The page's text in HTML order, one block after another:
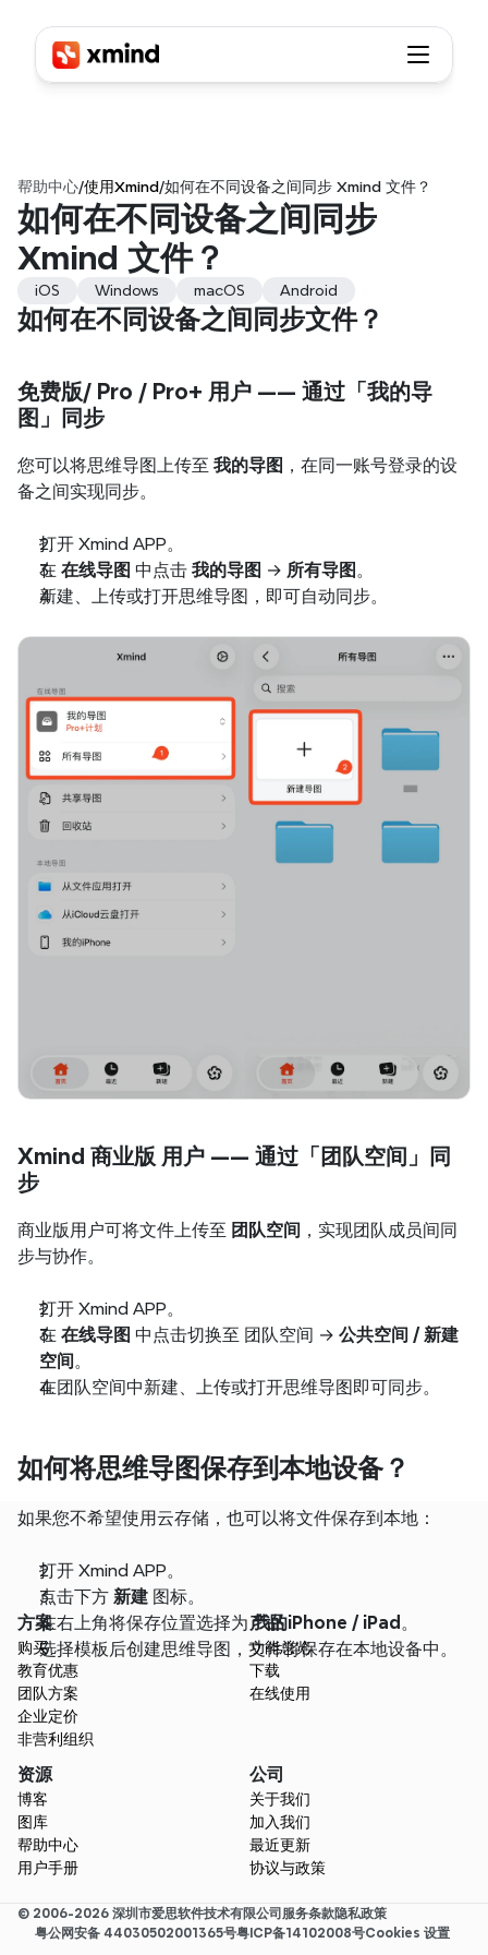
帮助中心/使用Xmind /如何在不同设备之间同步 Xmind 文件？
如何在不同设备之间同步
Xmind 文件？
iOS Windows macOS Android
如何在不同设备之间同步文件？
免费版/ Pro / Pro+ 用户 —— 通过「我的导
图」同步
您可以将思维导图上传至 我的导图 ，在同一账号登录的设
备之间实现同步。
打开 Xmind APP。
在 在线导图 中点击 我的导图 → 所有导图 。
新建、上传或打开思维导图，即可自动同步。
Xmind 商业版 用户 —— 通过「团队空间」同
步
商业版用户可将文件上传至 团队空间 ，实现团队成员间同
步与协作。
打开 Xmind APP。
在 在线导图 中点击切换至 团队空间 → 公共空间 / 新建
空间 。
在团队空间中新建、上传或打开思维导图即可同步。
如何将思维导图保存到本地设备？
如果您不希望使用云存储，也可以将文件保存到本地：
打开 Xmind APP。
点击下方 新建 图标。
在右上角将保存位置选择为 我的iPhone / iPad 。
选择模板后创建思维导图，文件将保存在本地设备中。
方案
购买
教育优惠
团队方案
企业定价
非营利组织
产品
功能总览
下载
在线使用
资源
博客
图库
帮助中心
用户手册
公司
关于我们
加入我们
最近更新
协议与政策
© 2006-2026 深圳市爱思软件技术有限公司 服务条款隐私政策
粤公网安备 44030502001365号粤ICP备14102008号Cookies 设置